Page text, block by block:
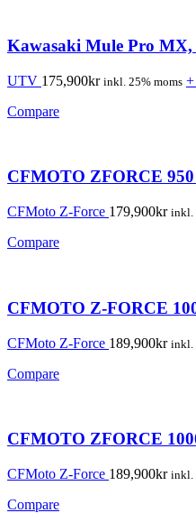
Kawasaki Mule Pro MX,
UTV 175,900kr inkl. 25% moms
Compare
CFMOTO ZFORCE
CFMoto Z-Force 179,900kr inkl.
Compare
CFMOTO Z-FORCE
CFMoto Z-Force 189,900kr inkl.
Compare
CFMOTO ZFORCE
CFMoto Z-Force 189,900kr inkl.
Compare